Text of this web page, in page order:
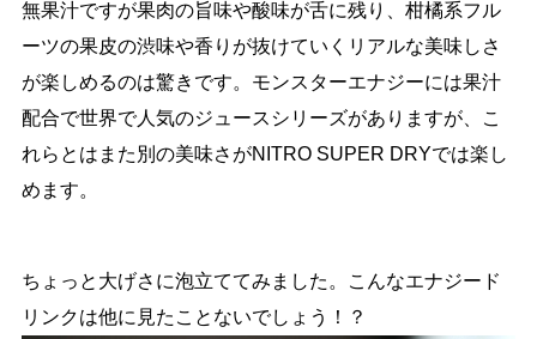
無果汁ですが果肉の旨味や酸味が舌に残り、柑橘系フル
ーツの果皮の渋味や香りが抜けていくリアルな美味しさ
が楽しめるのは驚きです。モンスターエナジーには果汁
配合で世界で人気のジュースシリーズがありますが、こ
れらとはまた別の美味さがNITRO SUPER DRYでは楽し
めます。
ちょっと大げさに泡立ててみました。こんなエナジード
リンクは他に見たことないでしょう！？